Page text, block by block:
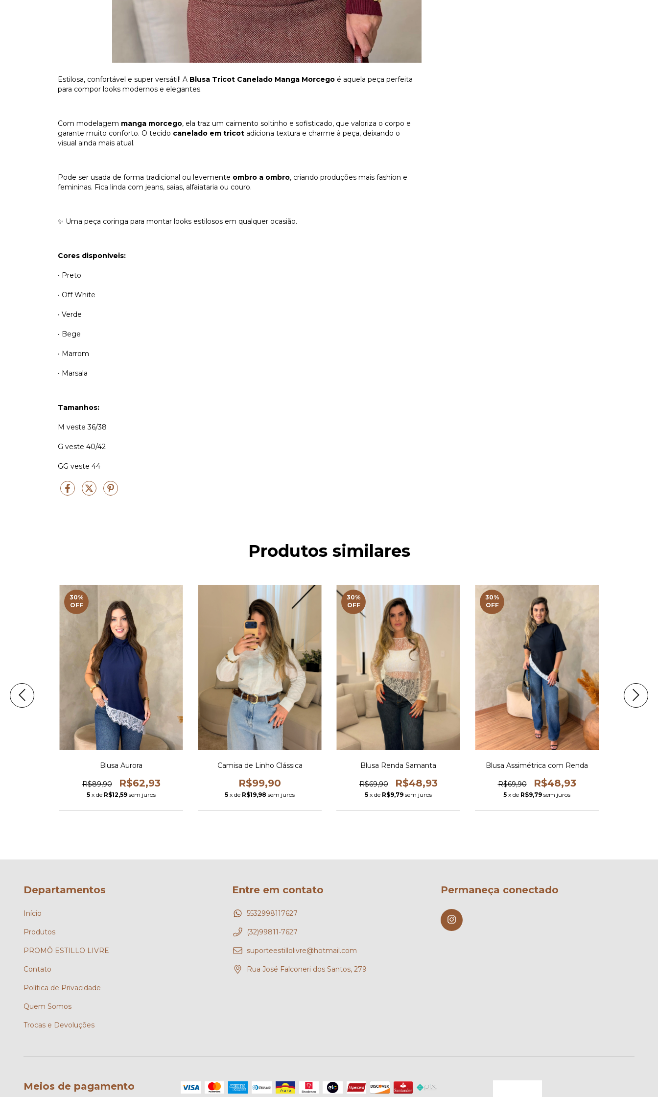
Estilosa, confortável e super versátil! A Blusa Tricot Canelado Manga Morcego é aquela peça perfeita
para compor looks modernos e elegantes.
Com modelagem manga morcego, ela traz um caimento soltinho e sofisticado, que valoriza o corpo e
garante muito conforto. O tecido canelado em tricot adiciona textura e charme à peça, deixando o
visual ainda mais atual.
Pode ser usada de forma tradicional ou levemente ombro a ombro, criando produções mais fashion e
femininas. Fica linda com jeans, saias, alfaiataria ou couro.
✨ Uma peça coringa para montar looks estilosos em qualquer ocasião.
Cores disponíveis:
• Preto
• Off White
• Verde
• Bege
• Marrom
• Marsala
Tamanhos:
M veste 36/38
G veste 40/42
GG veste 44
Produtos similares
30%
OFF
Blusa Aurora
R$89,90 R$62,93
5 x de R$12,59 sem juros
Camisa de Linho Clássica
R$99,90
5 x de R$19,98 sem juros
30%
OFF
Blusa Renda Samanta
R$69,90 R$48,93
5 x de R$9,79 sem juros
30%
OFF
Blusa Assimétrica com Renda
R$69,90 R$48,93
5 x de R$9,79 sem juros
Departamentos
Início
Produtos
PROMÔ ESTILLO LIVRE
Contato
Política de Privacidade
Quem Somos
Trocas e Devoluções
Entre em contato
5532998117627
(32)99811-7627
suporteestillolivre@hotmail.com
Rua José Falconeri dos Santos, 279
Permaneça conectado
Meios de pagamento